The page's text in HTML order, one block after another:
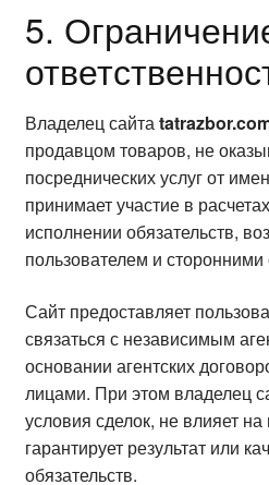
5.
Владелец сайта
продавцом товаров, не
посреднических услуг от
принимает участие в
исполнении обязательств,
пользователем и
Сайт предоставляет
связаться с независимым
основании агентских
лицами. При этом владелец
условия сделок, не влияет
гарантирует результат или
обязательств.